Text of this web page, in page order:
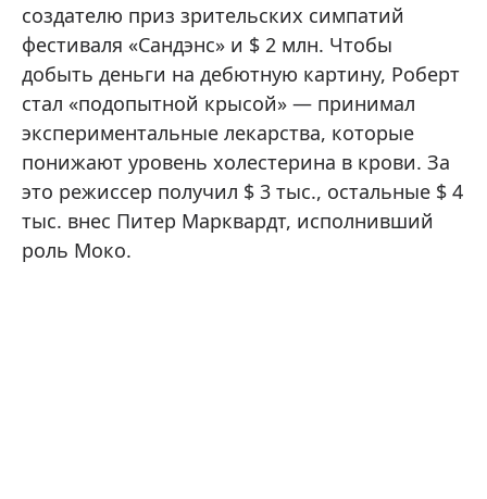
создателю приз зрительских симпатий
фестиваля «Сандэнс» и $ 2 млн. Чтобы
добыть деньги на дебютную картину, Роберт
стал «подопытной крысой» — принимал
экспериментальные лекарства, которые
понижают уровень холестерина в крови. За
это режиссер получил $ 3 тыс., остальные $ 4
тыс. внес Питер Марквардт, исполнивший
роль Моко.